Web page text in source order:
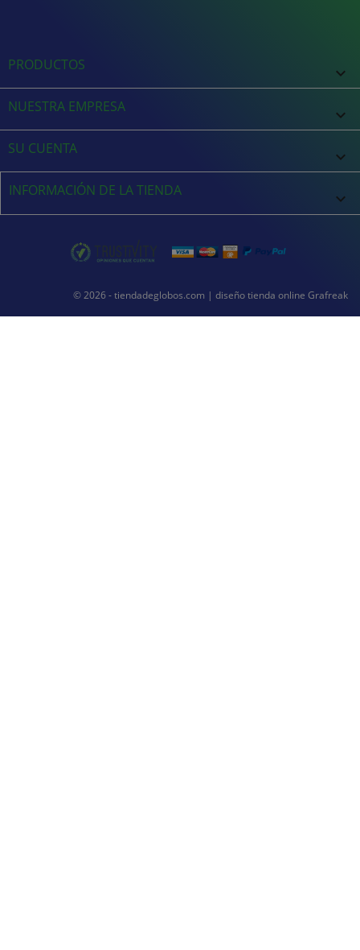
PRODUCTOS 
NUESTRA EMPRESA 
SU CUENTA 
INFORMACIÓN DE LA TIENDA keyboard_arrow_down
© 2026 - tiendadeglobos.com | diseño tienda online Grafreak